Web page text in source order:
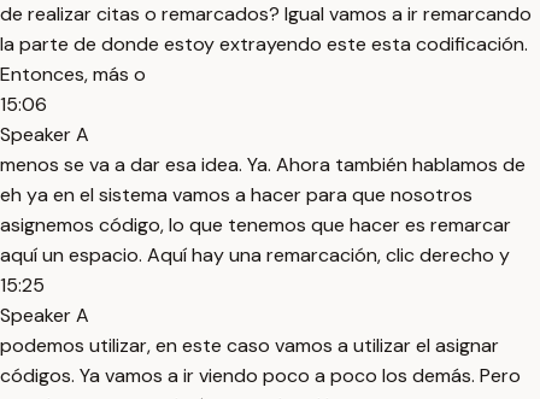
de realizar citas o remarcados? Igual vamos a ir remarcando
la parte de donde estoy extrayendo este esta codificación.
Entonces, más o
15:06
Speaker A
menos se va a dar esa idea. Ya. Ahora también hablamos de
eh ya en el sistema vamos a hacer para que nosotros
asignemos código, lo que tenemos que hacer es remarcar
aquí un espacio. Aquí hay una remarcación, clic derecho y
15:25
Speaker A
podemos utilizar, en este caso vamos a utilizar el asignar
códigos. Ya vamos a ir viendo poco a poco los demás. Pero